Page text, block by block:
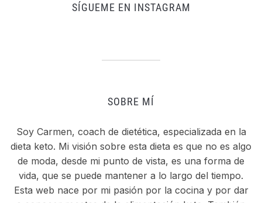
SÍGUEME EN INSTAGRAM
SOBRE MÍ
Soy Carmen, coach de dietética, especializada en la
dieta keto. Mi visión sobre esta dieta es que no es algo
de moda, desde mi punto de vista, es una forma de
vida, que se puede mantener a lo largo del tiempo.
Esta web nace por mi pasión por la cocina y por dar